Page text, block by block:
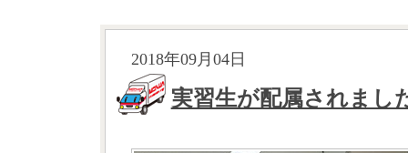
2018年09月04日
実習生が配属されまし